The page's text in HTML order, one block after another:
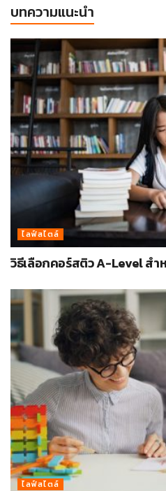
บทความแนะนำ
ไลฟ์สไตล์
วิธีเลือกคอร์สติว A-Level สำ
ไลฟ์สไตล์